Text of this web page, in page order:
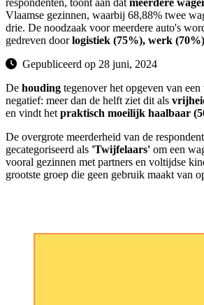
Vlaamse gezinnen, waarbij 68,88% twee
drie. De noodzaak voor meerdere auto's
gedreven doorlogistiek (75%), werk
Gepubliceerd op 28 juni, 2024
De houding tegenover het opgeven van
negatief: meer dan de helft ziet dit als
en vindt het praktisch moeilijk haalbaar
De overgrote meerderheid van de
gecategoriseerd als 'Twijfelaars' om een
vooral gezinnen met partners en voltijdse
grootste groep die geen gebruik maakt van